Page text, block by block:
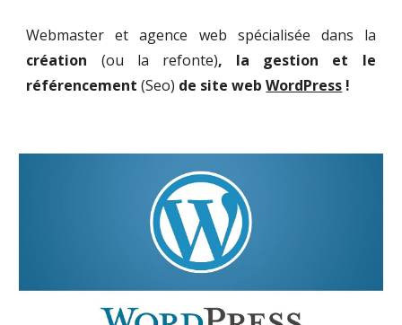
Webmaster et agence web spécialisée dans la
création (ou la refonte), la gestion et le
référencement (Seo) de site webWordPress !